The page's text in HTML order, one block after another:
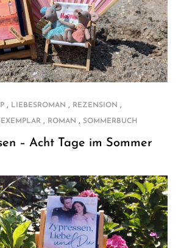
, LIEBESROMAN , REZENSION ,
, ROMAN , SOMMERBUCH
– Acht Tage im Sommer